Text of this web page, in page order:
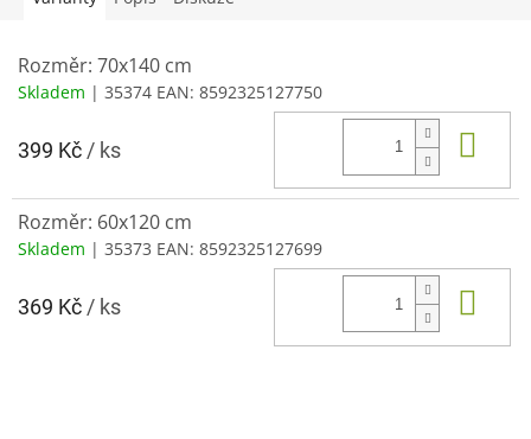
Rozměr: 70x140 cm
Skladem | 35374 EAN: 8592325127750
399 Kč / ks
Rozměr: 60x120 cm
Skladem | 35373 EAN: 8592325127699
369 Kč / ks